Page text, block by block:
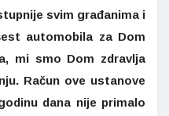
svim građanima i
automobila za Dom
mi smo Dom zdravlja
Račun ove ustanove
dana nije primalo